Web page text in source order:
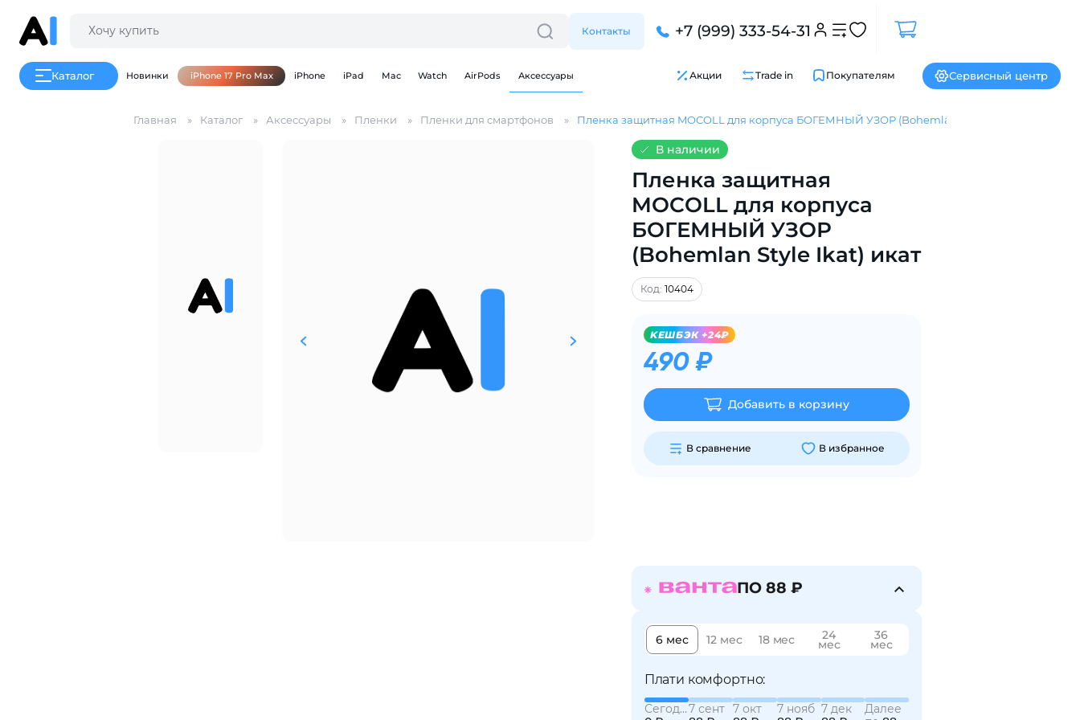
Контакты +7 (999) 333-54-31
Каталог Новинки iPhone 17 Pro Max iPhone iPad Mac Watch AirPods Аксессуары Акции Trade in Покупателям Сервисный центр
Главная Каталог Аксессуары Пленки Пленки для смартфонов Пленка защитная MOCOLL для корпуса БОГЕМНЫЙ УЗОР (Bohemlan Style Ikat) икат
В наличии
Пленка защитная
MOCOLL для корпуса
БОГЕМНЫЙ УЗОР
(Bohemlan Style Ikat) икат
Код: 10404
KЕШБЭК +24₽
490 ₽
Добавить в корзину
В сравнение В избранное
ПО 88 ₽
6 мес 12 мес 18 мес 24
мес
36
мес
Плати комфортно:
Сегодня7 сент 7 окт
7 нояб 7 дек
Далее
на части
без переплат
График платежей